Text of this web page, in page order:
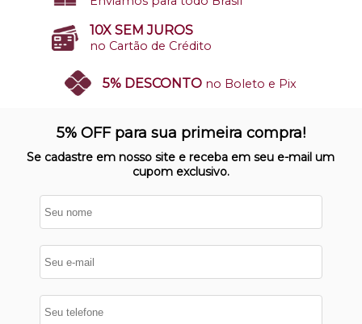
10X SEM JUROS
no Cartão de Crédito
5% DESCONTO no Boleto e Pix
Nosso site opera em ambiente
protegido
5% OFF para sua primeira compra!
Se cadastre em nosso site e receba em seu e-mail um
cupom exclusivo.